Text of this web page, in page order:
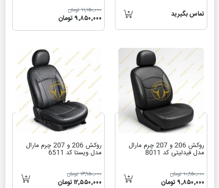
تماس بگیرید ۱۱٬۱۵۰٬۰۰۰ تومان
۹٬۸۵۰٬۰۰۰ تومان
روکش 206 و 207 چرم مارال
مدل فیدلیتی کد 8011
۱۰٬۹۵۰٬۰۰۰ تومان
۹٬۸۵۰٬۰۰۰ تومان
روکش 206 و 207 چرم مارال
مدل ویستا کد 6511
۱۳٬۹۵۰٬۰۰۰ تومان
۱۲٬۵۵۰٬۰۰۰ تومان